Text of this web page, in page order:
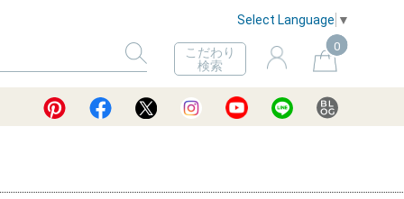
Select Language ▼
こだわり
検索
0